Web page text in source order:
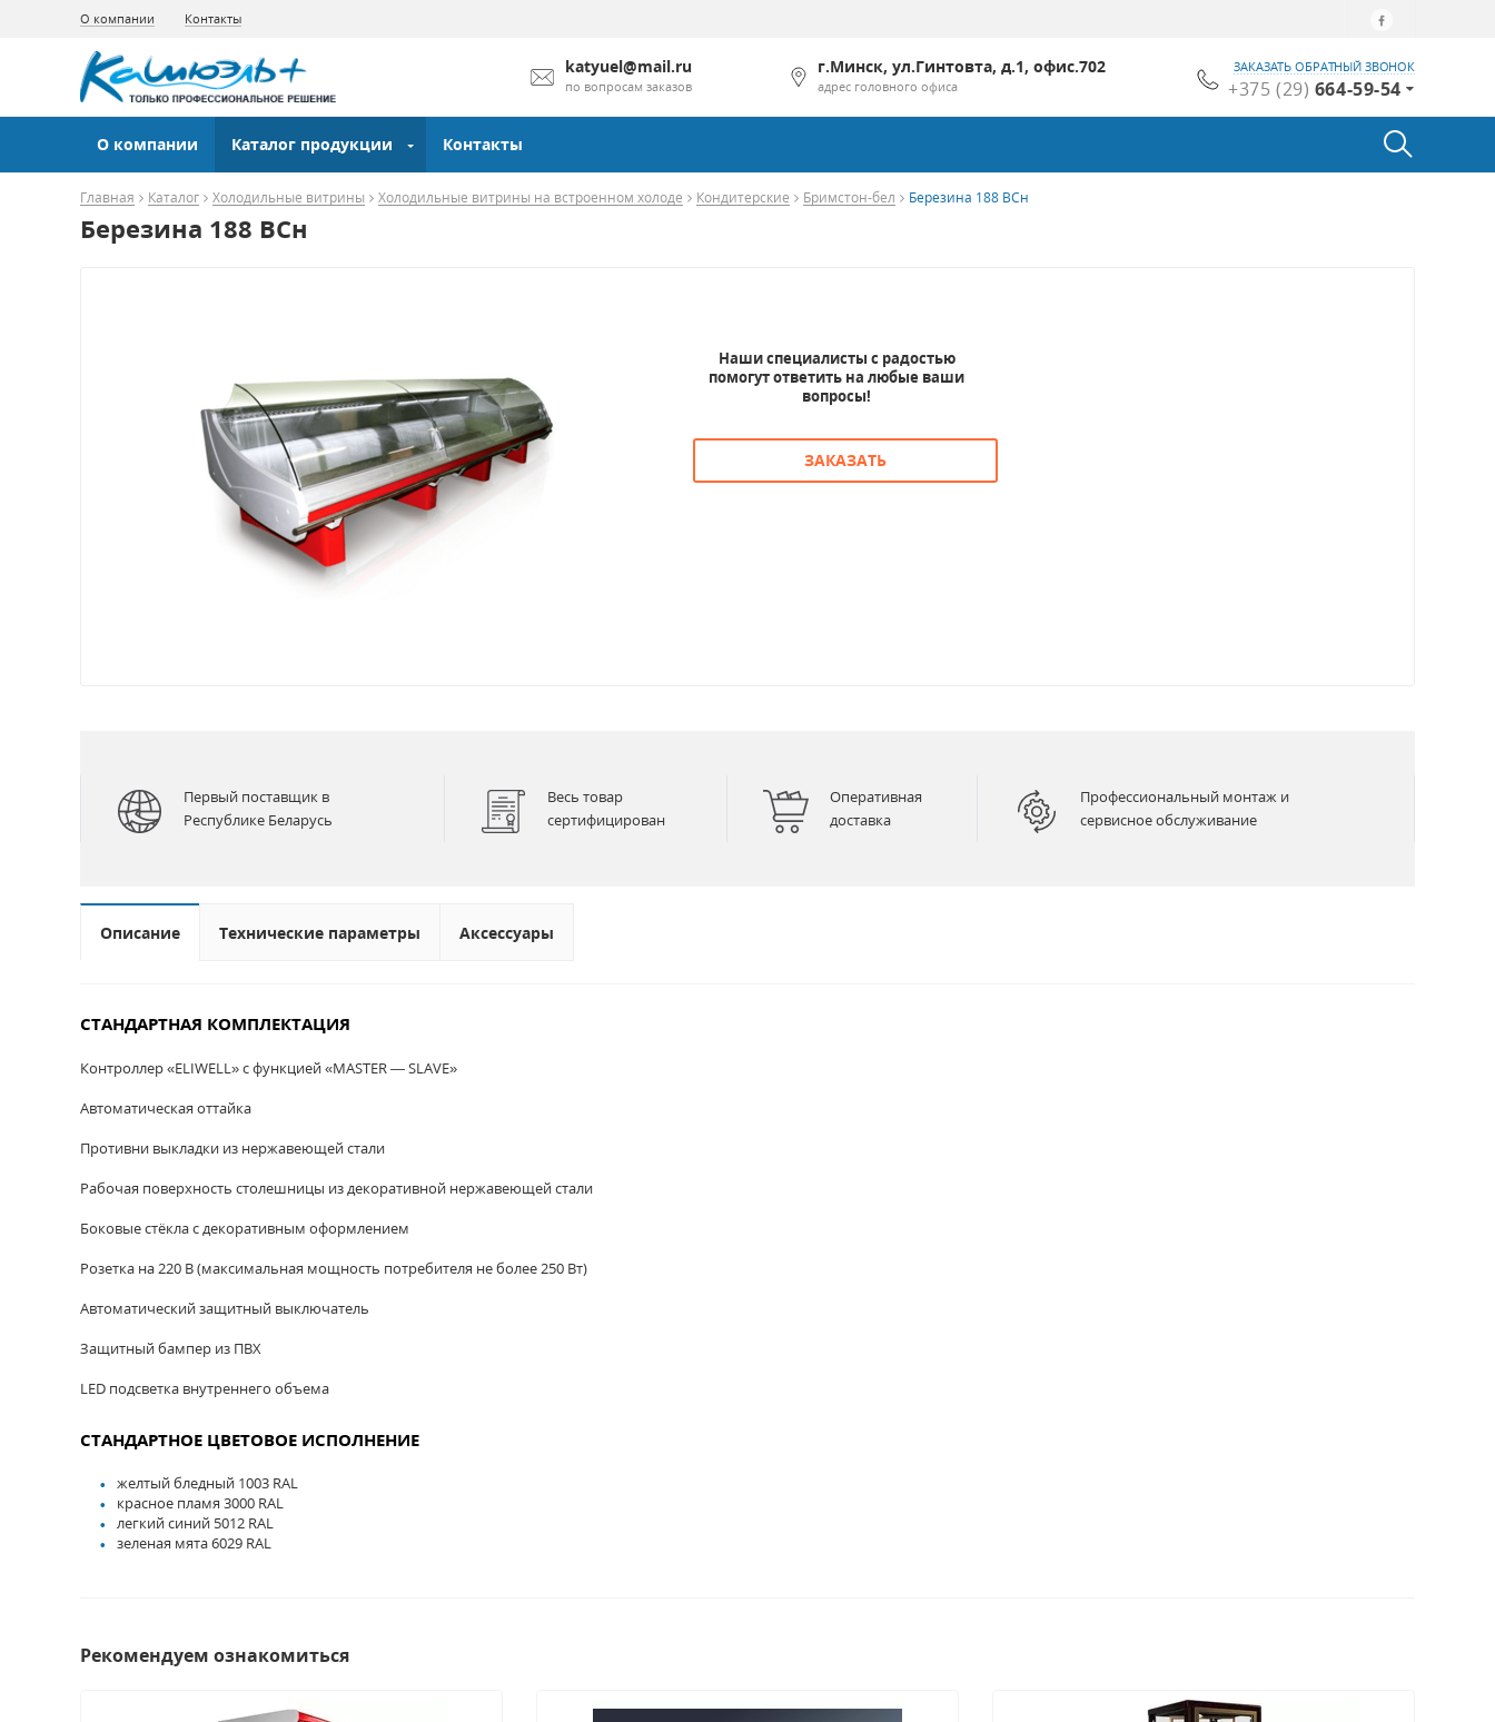
О компании Контакты
katyuel@mail.ru
по вопросам заказов
г.Минск, ул.Гинтовта, д.1, офис.702
адрес головного офиса
ЗАКАЗАТЬ ОБРАТНЫЙ ЗВОНОК
+375 (29) 664-59-54
О компании Каталог продукции Контакты
Главная Каталог Холодильные витрины Холодильные витрины на встроенном холоде Кондитерские Бримстон-бел Березина 188 ВСн
Березина 188 ВСн
Наши специалисты с радостью
помогут ответить на любые ваши
вопросы!
ЗАКАЗАТЬ
Первый поставщик в
Республике Беларусь
Весь товар
сертифицирован
Оперативная
доставка
Профессиональный монтаж и
сервисное обслуживание
Описание Технические параметры Аксессуары
СТАНДАРТНАЯ КОМПЛЕКТАЦИЯ
Контроллер «ELIWELL» с функцией «MASTER — SLAVE»
Автоматическая оттайка
Противни выкладки из нержавеющей стали
Рабочая поверхность столешницы из декоративной нержавеющей стали
Боковые стёкла с декоративным оформлением
Розетка на 220 В (максимальная мощность потребителя не более 250 Вт)
Автоматический защитный выключатель
Защитный бампер из ПВХ
LED подсветка внутреннего объема
СТАНДАРТНОЕ ЦВЕТОВОЕ ИСПОЛНЕНИЕ
желтый бледный 1003 RAL
красное пламя 3000 RAL
легкий синий 5012 RAL
зеленая мята 6029 RAL
Рекомендуем ознакомиться